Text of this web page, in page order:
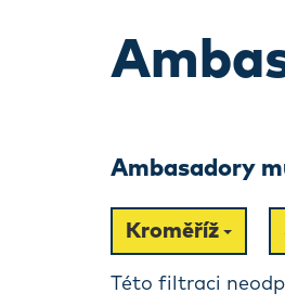
Ambasadory
Kroměříž
Této filtraci